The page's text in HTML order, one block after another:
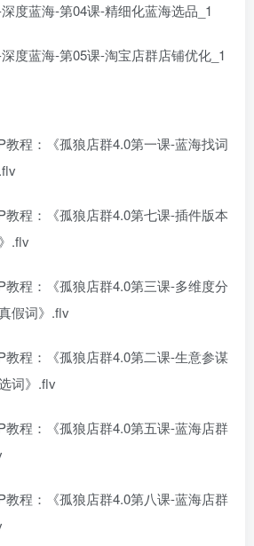
度蓝海-第04课-精细化蓝海选品_1
度蓝海-第05课-淘宝店群店铺优化_1
教程：《孤狼店群4.0第一课-蓝海找词
教程：《孤狼店群4.0第七课-插件版本
.flv
教程：《孤狼店群4.0第三课-多维度分
假词》.flv
教程：《孤狼店群4.0第二课-生意参谋
词》.flv
教程：《孤狼店群4.0第五课-蓝海店群
教程：《孤狼店群4.0第八课-蓝海店群